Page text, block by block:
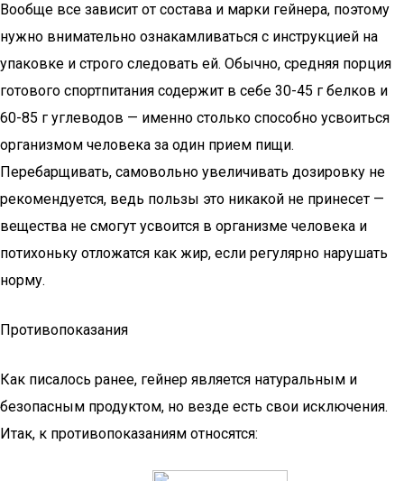
Вообще все зависит от состава и марки гейнера, поэтому
нужно внимательно ознакамливаться с инструкцией на
упаковке и строго следовать ей. Обычно, средняя порция
готового спортпитания содержит в себе 30-45 г белков и
60-85 г углеводов — именно столько способно усвоиться
организмом человека за один прием пищи.
Перебарщивать, самовольно увеличивать дозировку не
рекомендуется, ведь пользы это никакой не принесет —
вещества не смогут усвоится в организме человека и
потихоньку отложатся как жир, если регулярно нарушать
норму.
Противопоказания
Как писалось ранее, гейнер является натуральным и
безопасным продуктом, но везде есть свои исключения.
Итак, к противопоказаниям относятся: